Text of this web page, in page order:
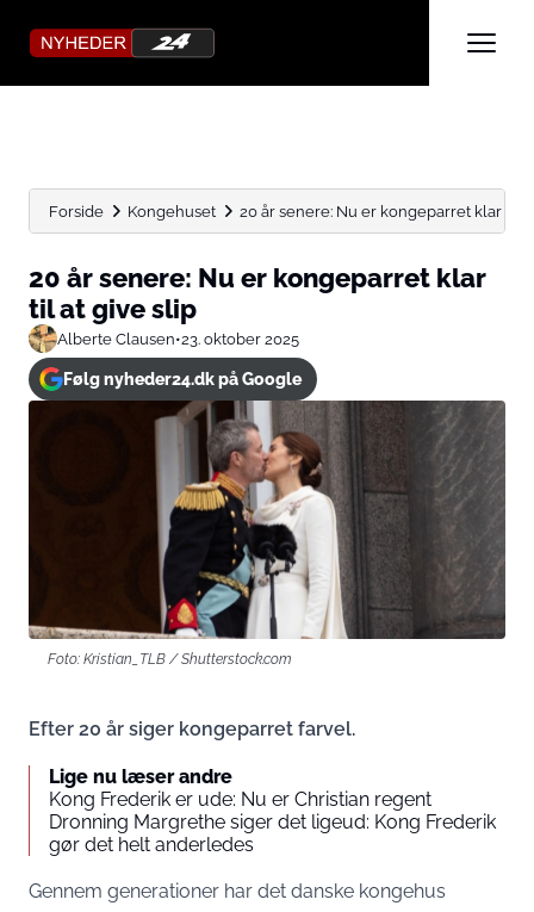
Forside Kongehuset 20 år senere: Nu er kongeparret klar til at
20 år senere: Nu er kongeparret klar
til at give slip
Alberte Clausen•23. oktober 2025
Følg nyheder24.dk på Google
Foto: Kristian_TLB / Shutterstock.com
Efter 20 år siger kongeparret farvel.
Lige nu læser andre
Kong Frederik er ude: Nu er Christian regent
Dronning Margrethe siger det ligeud: Kong Frederik
gør det helt anderledes
Gennem generationer har det danske kongehus